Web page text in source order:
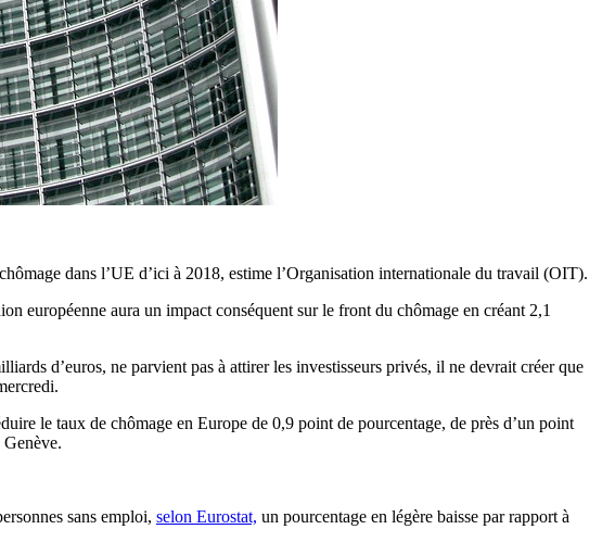
dans l’UE d’ici à 2018, estime l’Organisation internationale du travail (OIT).
européenne aura un impact conséquent sur le front du chômage en créant 2,1
d’euros, ne parvient pas à attirer les investisseurs privés, il ne devrait créer que
le taux de chômage en Europe de 0,9 point de pourcentage, de près d’un point
Genève.
sans emploi, selon Eurostat, un pourcentage en légère baisse par rapport à